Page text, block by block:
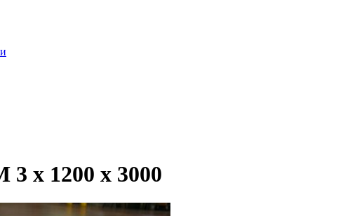
х 1200 х 3000